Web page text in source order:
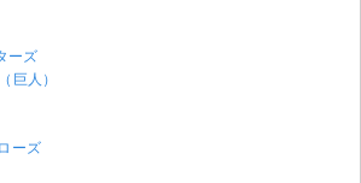
約
ーズ
巨人）
ーズ